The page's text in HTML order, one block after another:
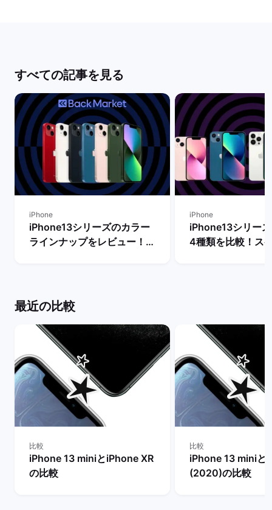
すべての記事を見る
iPhone
iPhone13シリーズのカラー
ラインナップをレビュー！
iPhone
iPhone13シリー
4種類を比較！ス
最近の比較
比較
iPhone 13 miniとiPhone XR
の比較
比較
iPhone 13 miniと
(2020)の比較